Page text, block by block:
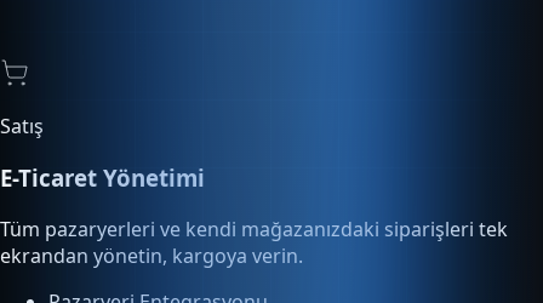
Satış
E-Ticaret Yönetimi
Tüm pazaryerleri ve kendi mağazanızdaki siparişleri tek
ekrandan yönetin, kargoya verin.
Pazaryeri Entegrasyonu
Sipariş Otomasyonu